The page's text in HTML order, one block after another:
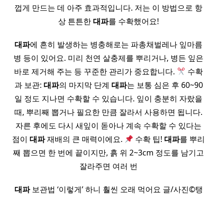
껍게 만드는 데 아주 효과적입니다. 저는 이 방법으로 항
상 튼튼한대파를 수확했어요!
대파에 흔히 발생하는 병충해로는 파총채벌레나 잎마름
병 등이 있어요. 미리 천연 살충제를 뿌리거나, 병든 잎은
바로 제거해 주는 등 꾸준한 관리가 중요합니다.
수확
과 보관: 대파의 마지막 단계 대파는 보통 심은 후 60~90
일 정도 지나면 수확할 수 있습니다. 잎이 충분히 자랐을
때, 뿌리째 뽑거나 필요한 만큼 잘라서 사용하면 됩니다.
자른 후에도 다시 새잎이 돋아나 계속 수확할 수 있다는
점이 대파재배의 큰 매력이에요. 수확 팁!대파를 뿌리
째 뽑으면 한 번에 끝이지만, 흙 위 2~3cm 정도를 남기고
잘라주면 여러 번
대파보관법 ‘이렇게’ 하니 훨씬 오래 먹어요 글/사진©탱